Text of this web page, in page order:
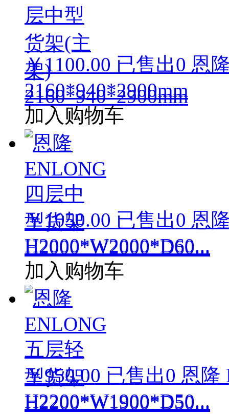
￥1100.00 已售出0 恩
2160*940*2900mm
加入购物车
￥1050.00 已售出0 恩
H2000*W2000*D60...
加入购物车
￥950.00 已售出0 恩隆
H2200*W1900*D50...